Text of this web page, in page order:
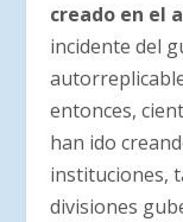
creado en el
incidente del
entonces,
han ido
instituciones,
divisiones